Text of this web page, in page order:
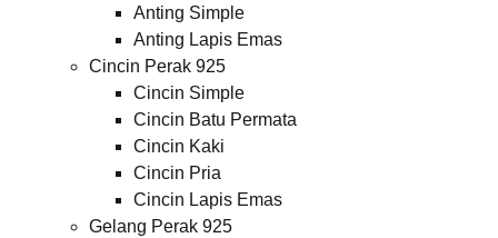
Anting Simple
Anting Lapis Emas
Cincin Perak 925
Cincin Simple
Cincin Batu Permata
Cincin Kaki
Cincin Pria
Cincin Lapis Emas
Gelang Perak 925